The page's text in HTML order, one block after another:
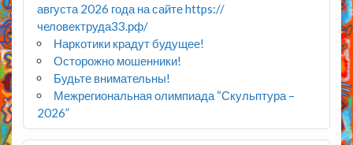
августа 2026 года на сайте https://
человектруда33.рф/
Наркотики крадут будущее!
Осторожно мошенники!
Будьте внимательны!
Межрегиональная олимпиада “Скульптура –
2026”